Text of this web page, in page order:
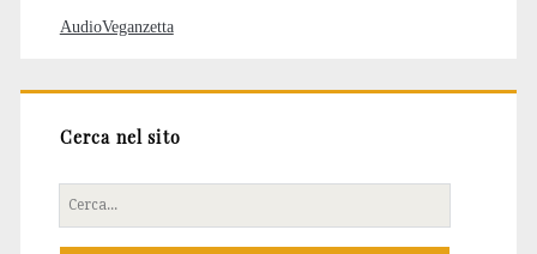
AudioVeganzetta
Cerca nel sito
Cerca
per: